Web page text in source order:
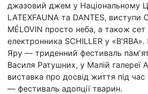
джазовий джем у Національному
LATEXFAUNA та DANTES, виступи
MÉLOVIN просто неба, а також сет
електронника SCHILLER у
Яру — триденний фестиваль
Василя Ратушних, у Малій галереї
виставка про досвід життя під
— фестиваль адопції тварин.